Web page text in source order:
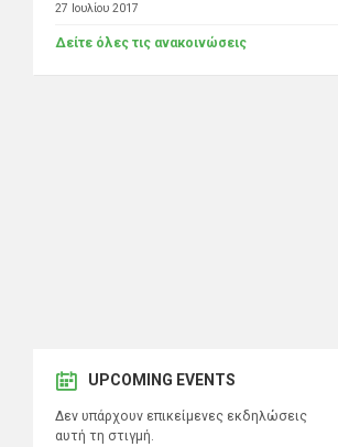
27 Ιουλίου 2017
Δείτε όλες τις ανακοινώσεις
UPCOMING EVENTS
Δεν υπάρχουν επικείμενες εκδηλώσεις
αυτή τη στιγμή.